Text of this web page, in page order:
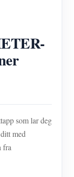
som lar deg
med
fra